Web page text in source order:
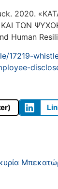
2020.
ΚΑΙ ΤΩΝ
Human
17219-